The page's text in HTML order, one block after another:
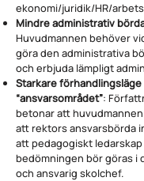
ekonomi/juridik/HR/
Mindre administrativ
Huvudmannen behöver
göra den administrativa
och erbjuda lämpligt
Starkare
“ansvarsområdet”:
betonar att
att rektors ansvarsbörda
att pedagogiskt
bedömningen bör göras i
och ansvarig skolchef.